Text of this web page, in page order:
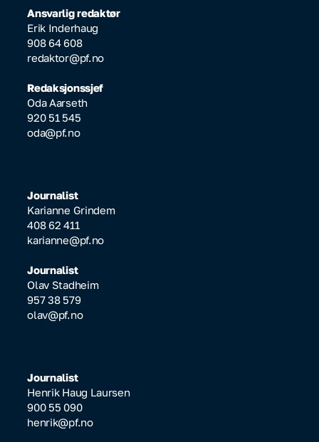
Ansvarlig redaktør
Erik Inderhaug
908 64 608
redaktor@pf.no
Redaksjonssjef
Oda Aarseth
920 51 545
oda@pf.no
Journalist
Karianne Grindem
408 62 411
karianne@pf.no
Journalist
Olav Stadheim
957 38 579
olav@pf.no
Journalist
Henrik Haug Laursen
900 55 090
henrik@pf.no